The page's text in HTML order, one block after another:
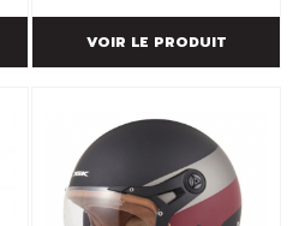
VOIR LE PRODUIT